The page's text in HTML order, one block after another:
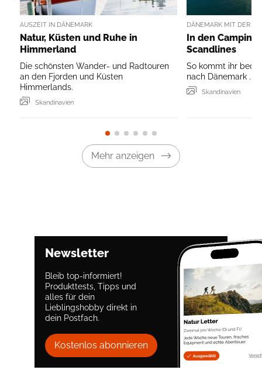
AUSZEIT IN DÄNEMARK
Natur, Küsten und Ruhe in
Himmerland
Die schönsten Wander- und Radtouren
an den Fjorden und Küsten
Himmerlands.
Skandinavien
DÄNEMARK MIT DER
In den
Scandlines
So kommt ihr
nach Dänemark ...
Skandinavien
Mehr anzeigen
Newsletter
Bleib top-informiert!
Produkttests, Tipps und
alles für dein
Lieblingshobby direkt in
dein Postfach.
Kostenlos abonnieren